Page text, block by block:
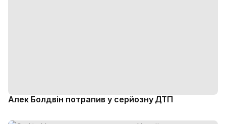
Алек Болдвін потрапив у серйозну ДТП